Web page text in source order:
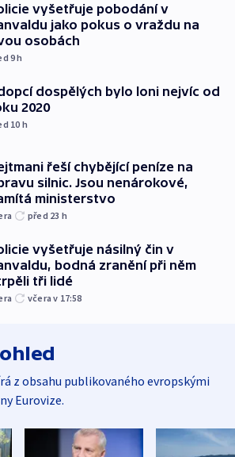
vyšetřuje pobodání v
jako pokus o vraždu na
osobách
9h
dospělých bylo loni nejvíc od
2020
10 h
řeší chybějící peníze na
silnic. Jsou nenárokové,
ministerstvo
před 23 h
vyšetřuje násilný čin v
bodná zranění při něm
tři lidé
včera v 17:58
z obsahu publikovaného evropskými
Eurovize.